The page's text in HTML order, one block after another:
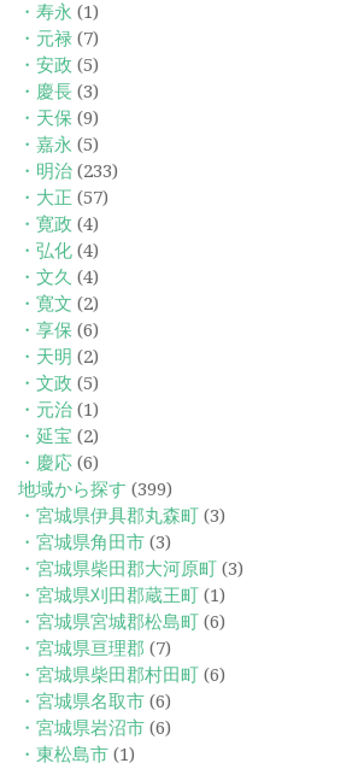
・寿永 (1)
・元禄 (7)
・安政 (5)
・慶長 (3)
・天保 (9)
・嘉永 (5)
・明治 (233)
・大正 (57)
・寛政 (4)
・弘化 (4)
・文久 (4)
・寛文 (2)
・享保 (6)
・天明 (2)
・文政 (5)
・元治 (1)
・延宝 (2)
・慶応 (6)
地域から探す (399)
・宮城県伊具郡丸森町 (3)
・宮城県角田市 (3)
・宮城県柴田郡大河原町 (3)
・宮城県刈田郡蔵王町 (1)
・宮城県宮城郡松島町 (6)
・宮城県亘理郡 (7)
・宮城県柴田郡村田町 (6)
・宮城県名取市 (6)
・宮城県岩沼市 (6)
・東松島市 (1)